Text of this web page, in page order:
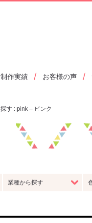
制作実績 お客様の声
つくりたいのは何で
す : pink – ピンク
業種から探す